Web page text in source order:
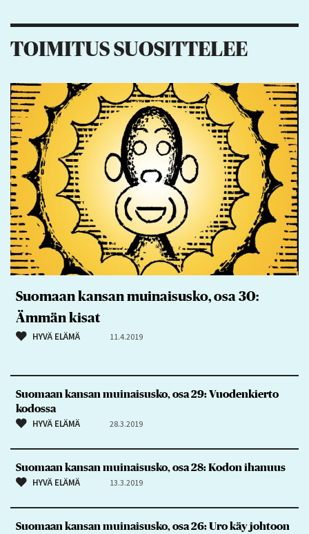
TOIMITUS SUOSITTELEE
Suomaan kansan muinaisusko, osa 30:
Ämmän kisat
HYVÄ ELÄMÄ 11.4.2019
Suomaan kansan muinaisusko, osa 29: Vuodenkierto
kodossa
HYVÄ ELÄMÄ 28.3.2019
Suomaan kansan muinaisusko, osa 28: Kodon ihanuus
HYVÄ ELÄMÄ 13.3.2019
Suomaan kansan muinaisusko, osa 26: Uro käy johtoon